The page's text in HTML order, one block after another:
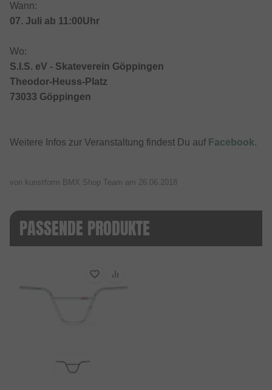
Wann:
07. Juli ab 11:00Uhr
Wo:
S.I.S. eV - Skateverein Göppingen
Theodor-Heuss-Platz
73033 Göppingen
Weitere Infos zur Veranstaltung findest Du auf Facebook.
von kunstform BMX Shop Team am 26.06.2018
PASSENDE PRODUKTE